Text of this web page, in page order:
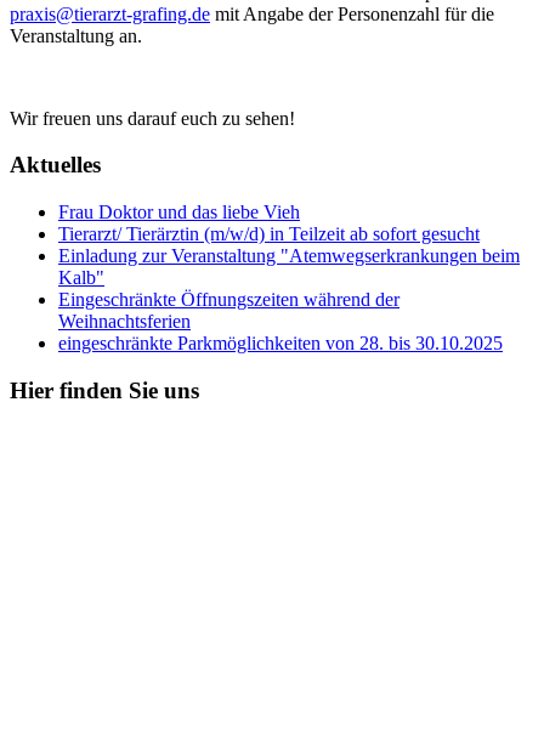
praxis@tierarzt-grafing.de mit Angabe der Personenzahl für die
Veranstaltung an.
Wir freuen uns darauf euch zu sehen!
Aktuelles
Frau Doktor und das liebe Vieh
Tierarzt/ Tierärztin (m/w/d) in Teilzeit ab sofort gesucht
Einladung zur Veranstaltung "Atemwegserkrankungen beim
Kalb"
Eingeschränkte Öffnungszeiten während der
Weihnachtsferien
eingeschränkte Parkmöglichkeiten von 28. bis 30.10.2025
Hier finden Sie uns